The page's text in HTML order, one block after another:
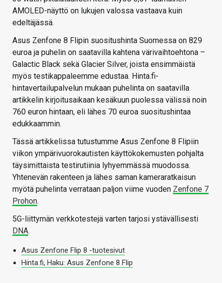
AMOLED-näyttö on lukujen valossa vastaava kuin
edeltäjässä.
Asus Zenfone 8 Flipin suositushinta Suomessa on 829
euroa ja puhelin on saatavilla kahtena värivaihtoehtona –
Galactic Black sekä Glacier Silver, joista ensimmäistä
myös testikappaleemme edustaa. Hinta.fi-
hintavertailupalvelun mukaan puhelinta on saatavilla
artikkelin kirjoitusaikaan kesäkuun puolessa välissä noin
760 euron hintaan, eli lähes 70 euroa suositushintaa
edukkaammin.
Tässä artikkelissa tutustumme Asus Zenfone 8 Flipiin
viikon ympärivuorokautisten käyttökokemusten pohjalta
täysimittaista testirutiinia lyhyemmässä muodossa.
Yhtenevän rakenteen ja lähes saman kameraratkaisun
myötä puhelinta verrataan paljon viime vuoden Zenfone 7
Prohon.
5G-liittymän verkkotestejä varten tarjosi ystävällisesti
DNA.
Asus Zenfone Flip 8 -tuotesivut
Hinta.fi, Haku: Asus Zenfone 8 Flip